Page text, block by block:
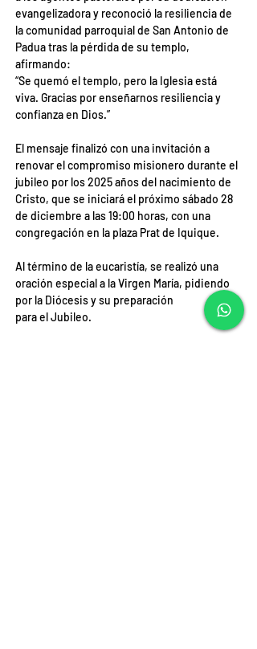
evangelizadora y reconoció la resiliencia de
la comunidad parroquial de San Antonio de
Padua tras la pérdida de su templo,
afirmando:
“Se quemó el templo, pero la Iglesia está
viva. Gracias por enseñarnos resiliencia y
confianza en Dios.”
El mensaje finalizó con una invitación a
renovar el compromiso misionero durante el
jubileo por los 2025 años del nacimiento de
Cristo, que se iniciará el próximo sábado 28
de diciembre a las 19:00 horas, con una
congregación en la plaza Prat de Iquique.
Al término de la eucaristía, se realizó una
oración especial a la Virgen María, pidiendo
por la Diócesis y su preparación
para el Jubileo.